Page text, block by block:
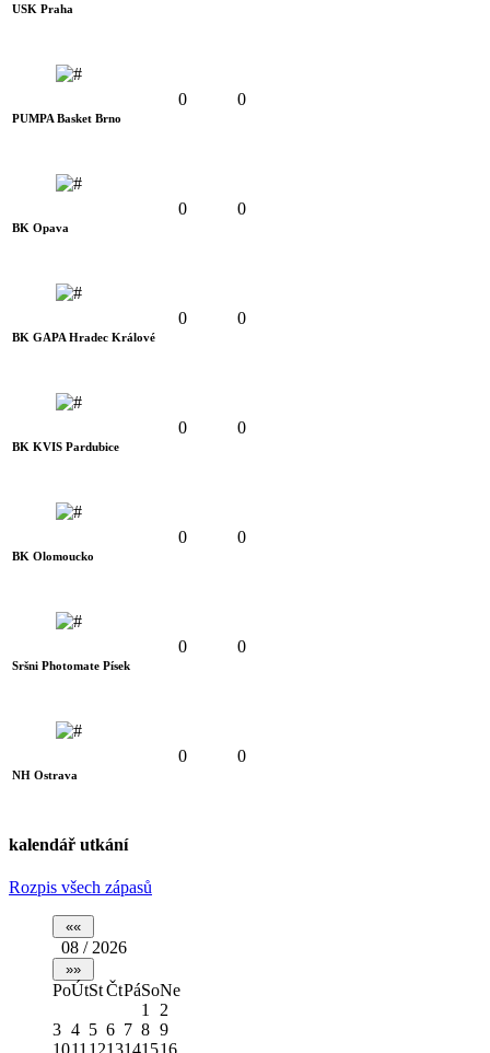
USK Praha
PUMPA Basket Brno
0 0
BK Opava
0 0
BK GAPA Hradec Králové
0 0
BK KVIS Pardubice
0 0
BK Olomoucko
0 0
Sršni Photomate Písek
0 0
NH Ostrava
0 0
kalendář utkání
Rozpis všech zápasů
08 / 2026
PoÚtStČtPáSoNe
1
2
3 4 5 6 7 8 9